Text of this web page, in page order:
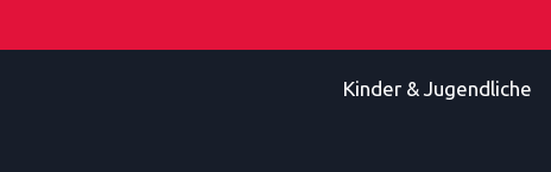
Kinder & Jugendliche